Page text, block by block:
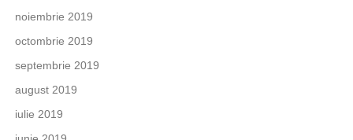
noiembrie 2019
octombrie 2019
septembrie 2019
august 2019
iulie 2019